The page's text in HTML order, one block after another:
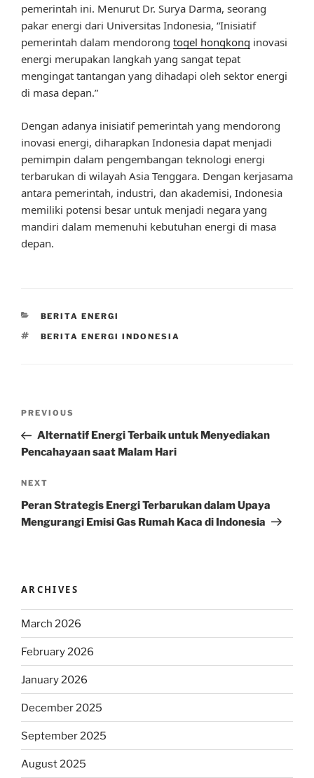
pemerintah ini. Menurut Dr. Surya Darma, seorang
pakar energi dari Universitas Indonesia, “Inisiatif
pemerintah dalam mendorong togel hongkong inovasi
energi merupakan langkah yang sangat tepat
mengingat tantangan yang dihadapi oleh sektor energi
di masa depan.”
Dengan adanya inisiatif pemerintah yang mendorong
inovasi energi, diharapkan Indonesia dapat menjadi
pemimpin dalam pengembangan teknologi energi
terbarukan di wilayah Asia Tenggara. Dengan kerjasama
antara pemerintah, industri, dan akademisi, Indonesia
memiliki potensi besar untuk menjadi negara yang
mandiri dalam memenuhi kebutuhan energi di masa
depan.
CATEGORIES
BERITA ENERGI
TAGS
BERITA ENERGI INDONESIA
Previous
Post
PREVIOUS
Alternatif Energi Terbaik untuk Menyediakan
Pencahayaan saat Malam Hari
Next
Post
NEXT
Peran Strategis Energi Terbarukan dalam Upaya
Mengurangi Emisi Gas Rumah Kaca di Indonesia
ARCHIVES
March 2026
February 2026
January 2026
December 2025
September 2025
August 2025